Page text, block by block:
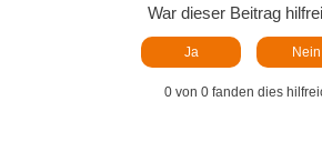
War dieser Beitrag
Ja Nein
0 von 0 fanden dies